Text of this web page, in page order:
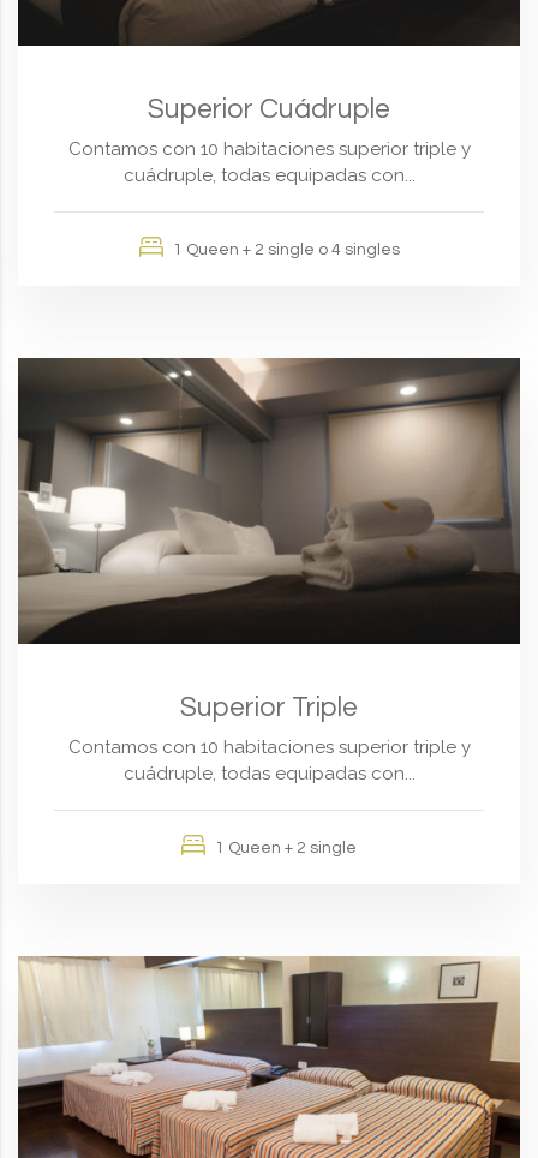
Superior Cuádruple
Contamos con 10 habitaciones superior triple y
cuádruple, todas equipadas con...
1 Queen + 2 single o 4 singles
Superior Triple
Contamos con 10 habitaciones superior triple y
cuádruple, todas equipadas con...
1 Queen + 2 single